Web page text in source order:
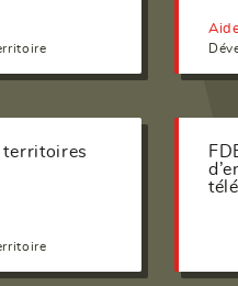
territoires